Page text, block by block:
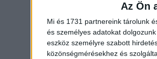
Az Ön
Mi és 1731 partnereink tárolunk
és személyes adatokat
eszköz személyre szabott
közönségmérésekhez és